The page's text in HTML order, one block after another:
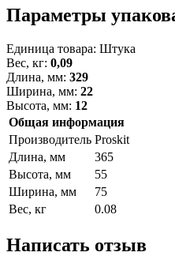
Параметры
Единица товара: Штука
Вес, кг: 0,09
Длина, мм: 329
Ширина, мм: 22
Высота, мм: 12
Общая информация
Производитель Proskit
Длина, мм
365
Высота, мм
55
Ширина, мм
75
Вес, кг
0.08
Написать отзыв